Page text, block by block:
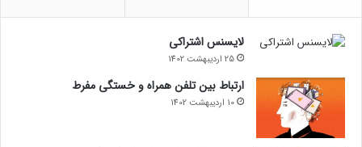
لایسنس اشتراکی
25 اردیبهشت 1402
ارتباط بین تلفن همراه و خستگی مفرط
10 اردیبهشت 1402